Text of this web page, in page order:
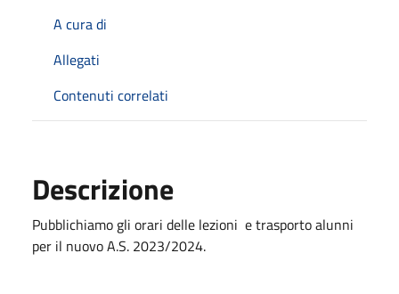
A cura di
Allegati
Contenuti correlati
Descrizione
Pubblichiamo gli orari delle lezioni e trasporto alunni
per il nuovo A.S. 2023/2024.